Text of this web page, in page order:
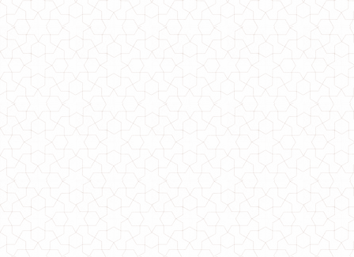
Модна жіноча шапка з вушками кішка
330.00грн.